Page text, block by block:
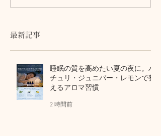
れたこと
最新記事
睡眠の質を高めたい夏の夜に。パ
チュリ・ジュニパー・レモンで整
えるアロマ習慣
2 時間前